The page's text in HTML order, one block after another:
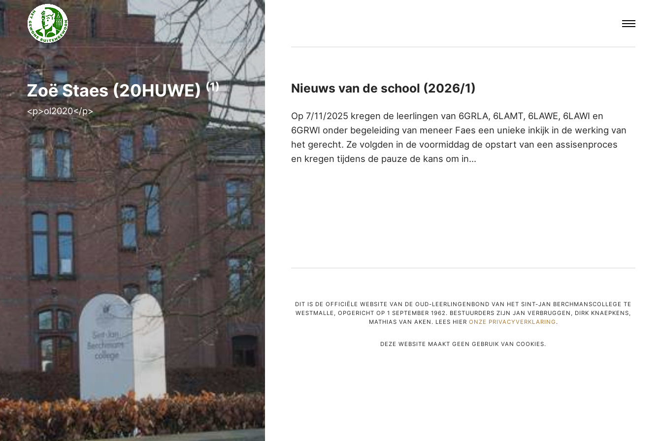
Zoë Staes (20HUWE)(1)
<p>ol2020</p>
Nieuws van de school (2026/1)
Op 7/11/2025 kregen de leerlingen van 6GRLA, 6LAMT, 6LAWE, 6LAWI en
6GRWI onder begeleiding van meneer Faes een unieke inkijk in de werking van
het gerecht. Ze volgden in de voormiddag de opstart van een assisenproces
en kregen tijdens de pauze de kans om in…
DIT IS DE OFFICIËLE WEBSITE VAN DE OUD-LEERLINGENBOND VAN HET SINT-JAN BERCHMANSCOLLEGE TE
WESTMALLE, OPGERICHT OP 1 SEPTEMBER 1962. BESTUURDERS ZIJN JAN VERBRUGGEN, DIRK KNAEPKENS,
MATHIAS VAN AKEN. LEES HIER ONZE PRIVACYVERKLARING .
DEZE WEBSITE MAAKT GEEN GEBRUIK VAN COOKIES.